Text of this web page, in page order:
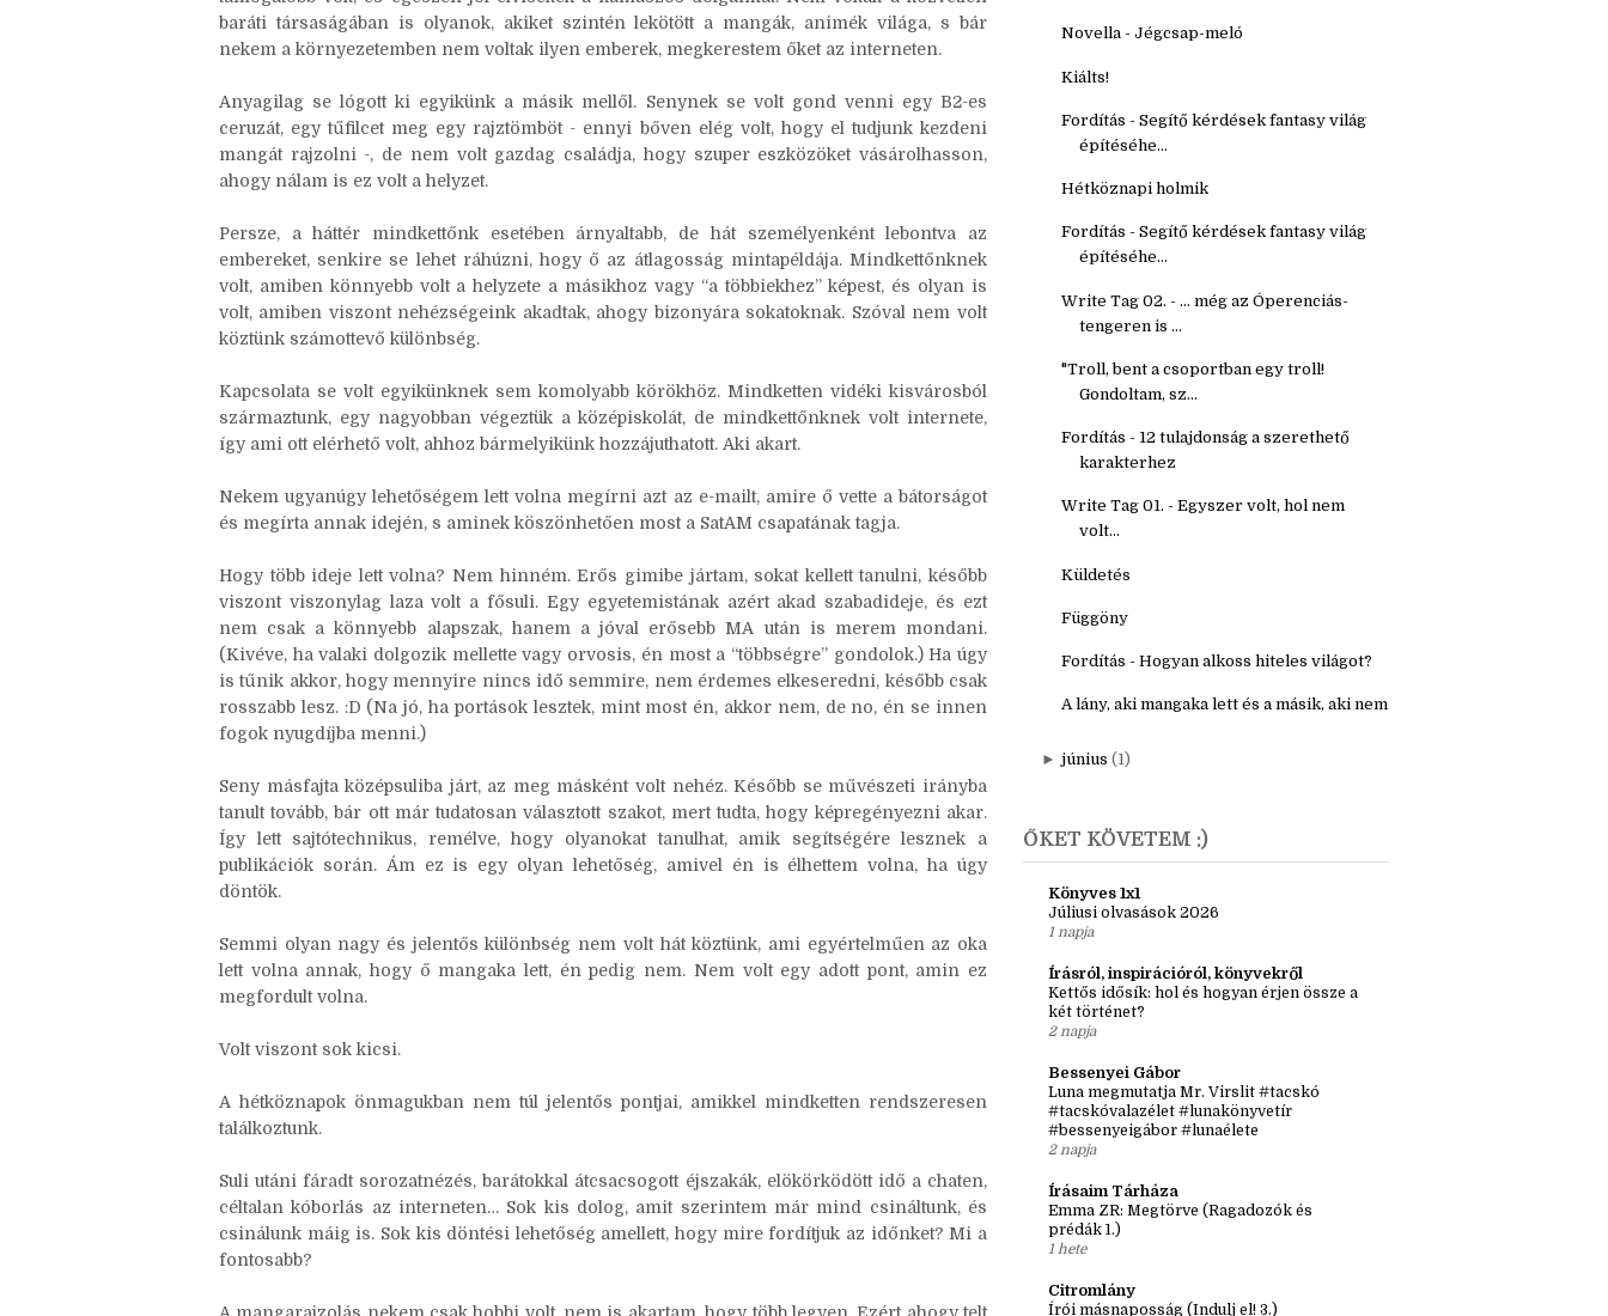
Nagyon sok múlik azon is, milyen háttér van az ember mögött. Talán őt jobban biztatták,
jobban mögötte álltak? Erről szó sincs. Sőt, biztos vagyok benne, hogy az én családom
baráti társaságában is olyanok, akiket szintén lekötött a mangák, animék világa, s bár
nekem a környezetemben nem voltak ilyen emberek, megkerestem őket az interneten.
Anyagilag se lógott ki egyikünk a másik mellől. Senynek se volt gond venni egy B2-es
mangát rajzolni -, de nem volt gazdag családja, hogy szuper eszközöket vásárolhasson,
ahogy nálam is ez volt a helyzet.
Persze, a háttér mindkettőnk esetében árnyaltabb, de hát személyenként lebontva az
embereket, senkire se lehet ráhúzni, hogy ő az átlagosság mintapéldája. Mindkettőnknek
volt, amiben viszont nehézségeink akadtak, ahogy bizonyára sokatoknak. Szóval nem volt
köztünk számottevő különbség.
származtunk, egy nagyobban végeztük a középiskolát, de mindkettőnknek volt internete,
így ami ott elérhető volt, ahhoz bármelyikünk hozzájuthatott. Aki akart.
Nekem ugyanúgy lehetőségem lett volna megírni azt az e-mailt, amire ő vette a bátorságot
és megírta annak idején, s aminek köszönhetően most a SatAM csapatának tagja.
Hogy több ideje lett volna? Nem hinném. Erős gimibe jártam, sokat kellett tanulni, később
viszont viszonylag laza volt a fősuli. Egy egyetemistának azért akad szabadideje, és ezt
nem csak a könnyebb alapszak, hanem a jóval erősebb MA után is merem mondani.
(Kivéve, ha valaki dolgozik mellette vagy orvosis, én most a “többségre” gondolok.) Ha úgy
rosszabb lesz. :D (Na jó, ha portások lesztek, mint most én, akkor nem, de no, én se innen
fogok nyugdíjba menni.)
Seny másfajta középsuliba járt, az meg másként volt nehéz. Később se művészeti irányba
tanult tovább, bár ott már tudatosan választott szakot, mert tudta, hogy képregényezni akar.
publikációk során. Ám ez is egy olyan lehetőség, amivel én is élhettem volna, ha úgy
döntök.
lett volna annak, hogy ő mangaka lett, én pedig nem. Nem volt egy adott pont, amin ez
Volt viszont sok kicsi.
A hétköznapok önmagukban nem túl jelentős pontjai, amikkel mindketten rendszeresen
találkoztunk.
Suli utáni fáradt sorozatnézés, barátokkal átcsacsogott éjszakák, elökörködött idő a chaten,
Write Tag 03. - ...élt egy parasztlegény.
Hívogató Halál
Novella - Jégcsap-meló
Kiálts!
Fordítás - Segítő kérdések fantasy világ
építéséhe...
Hétköznapi holmik
Fordítás - Segítő kérdések fantasy világ
építéséhe...
Write Tag 02. - ... még az Óperenciás-
tengeren is ...
"Troll, bent a csoportban egy troll!
Gondoltam, sz...
Fordítás - 12 tulajdonság a szerethető
karakterhez
Write Tag 01. - Egyszer volt, hol nem
volt...
Küldetés
Függöny
►június (1)
ŐKET KÖVETEM :)
Könyves 1x1
Júliusi olvasások 2026
1 napja
Kettős idősík: hol és hogyan érjen össze a
két történet?
2 napja
Bessenyei Gábor
#tacskóvalazélet #lunakönyvetír
#bessenyeigábor #lunaélete
2 napja
Emma ZR: Megtörve (Ragadozók és
prédák 1.)